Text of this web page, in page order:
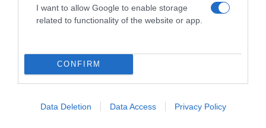
I want to allow Google to enable storage
related to functionality of the website or app.
CONFIRM
Data Deletion Data Access Privacy Policy
2026-08-07.
Grillezett halloumis cukkinis tésztasaláta